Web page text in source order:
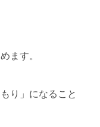
ます。
り」になること